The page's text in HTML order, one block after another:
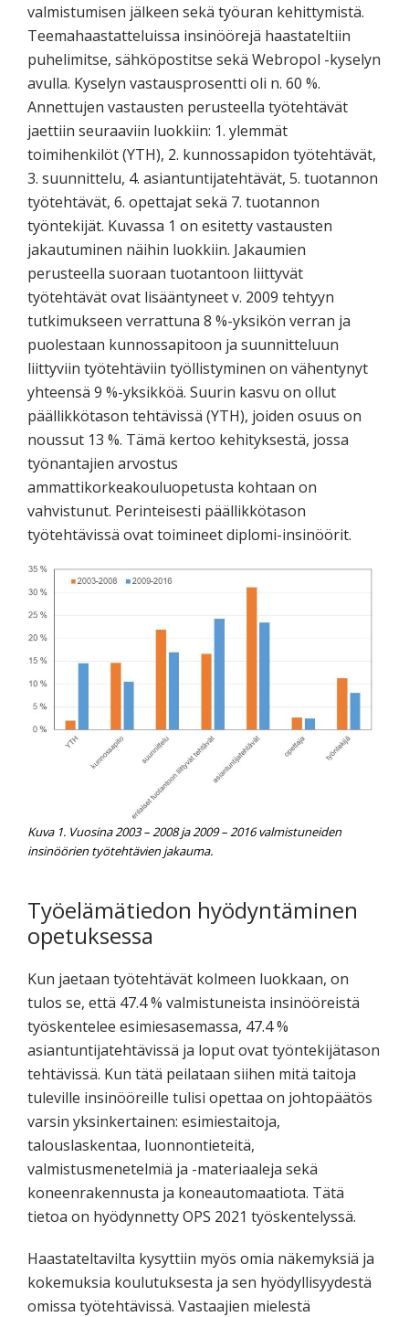
valmistumisen jälkeen sekä työuran kehittymistä.
Teemahaastatteluissa insinöörejä haastateltiin
puhelimitse, sähköpostitse sekä Webropol -kyselyn
avulla. Kyselyn vastausprosentti oli n. 60 %.
Annettujen vastausten perusteella työtehtävät
jaettiin seuraaviin luokkiin: 1. ylemmät
toimihenkilöt (YTH), 2. kunnossapidon työtehtävät,
3. suunnittelu, 4. asiantuntijatehtävät, 5. tuotannon
työtehtävät, 6. opettajat sekä 7. tuotannon
työntekijät. Kuvassa 1 on esitetty vastausten
jakautuminen näihin luokkiin. Jakaumien
perusteella suoraan tuotantoon liittyvät
työtehtävät ovat lisääntyneet v. 2009 tehtyyn
tutkimukseen verrattuna 8 %-yksikön verran ja
puolestaan kunnossapitoon ja suunnitteluun
liittyviin työtehtäviin työllistyminen on vähentynyt
yhteensä 9 %-yksikköä. Suurin kasvu on ollut
päällikkötason tehtävissä (YTH), joiden osuus on
noussut 13 %. Tämä kertoo kehityksestä, jossa
työnantajien arvostus
ammattikorkeakouluopetusta kohtaan on
vahvistunut. Perinteisesti päällikkötason
työtehtävissä ovat toimineet diplomi-insinöörit.
Kuva 1. Vuosina 2003 – 2008 ja 2009 – 2016 valmistuneiden
insinöörien työtehtävien jakauma.
Työelämätiedon hyödyntäminen
opetuksessa
Kun jaetaan työtehtävät kolmeen luokkaan, on
tulos se, että 47.4 % valmistuneista insinööreistä
työskentelee esimiesasemassa, 47.4 %
asiantuntijatehtävissä ja loput ovat työntekijätason
tehtävissä. Kun tätä peilataan siihen mitä taitoja
tuleville insinööreille tulisi opettaa on johtopäätös
varsin yksinkertainen: esimiestaitoja,
talouslaskentaa, luonnontieteitä,
valmistusmenetelmiä ja -materiaaleja sekä
koneenrakennusta ja koneautomaatiota. Tätä
tietoa on hyödynnetty OPS 2021 työskentelyssä.
Haastateltavilta kysyttiin myös omia näkemyksiä ja
kokemuksia koulutuksesta ja sen hyödyllisyydestä
omissa työtehtävissä. Vastaajien mielestä